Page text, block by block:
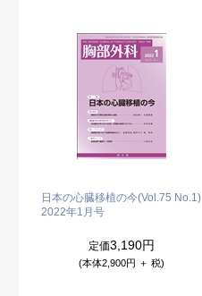
日本の心臓移植の今(Vol.75 No.1)
2022年1月号
定価3,190円
(本体2,900円 ＋ 税)